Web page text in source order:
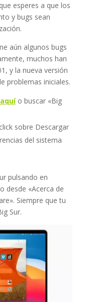
esperes a que los
y bugs sean
aún algunos bugs
muchos han
y la nueva versión
problemas iniciales.
o buscar «Big
sobre Descargar
del sistema
pulsando en
desde «Acerca de
Siempre que tu
Sur.